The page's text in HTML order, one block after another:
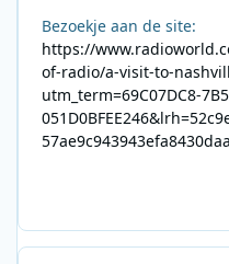
Bezoekje aan de site:
https://
of-radio/a-visit-to-
utm_term=69C07DC8-